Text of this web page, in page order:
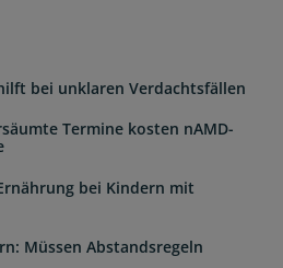
bei unklaren Verdachtsfällen
Termine kosten nAMD-
bei Kindern mit
Müssen Abstandsregeln